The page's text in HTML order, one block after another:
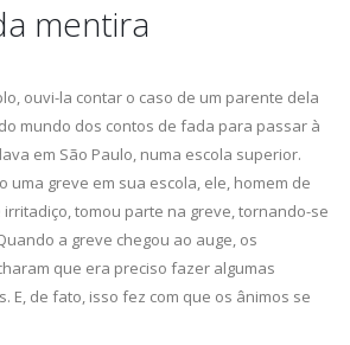
mentira
ouvi-la contar o caso de um parente dela
mundo dos contos de fada para passar à
em São Paulo, numa escola superior.
uma greve em sua escola, ele, homem de
tomou parte na greve, tornando-se
a greve chegou ao auge, os
que era preciso fazer algumas
E, de fato, isso fez com que os ânimos se